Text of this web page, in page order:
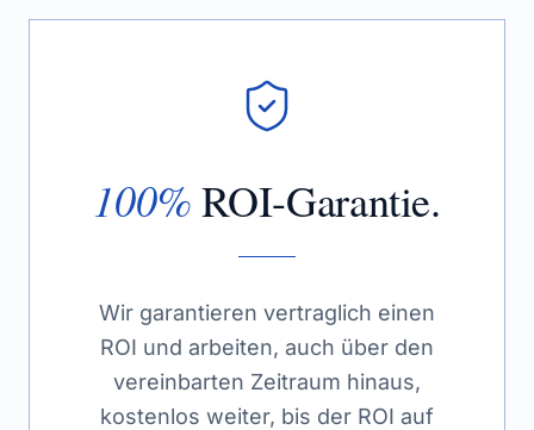
100%ROI-Garantie.
Wir garantieren vertraglich einen
ROI und arbeiten, auch über den
vereinbarten Zeitraum hinaus,
kostenlos weiter, bis der ROI auf